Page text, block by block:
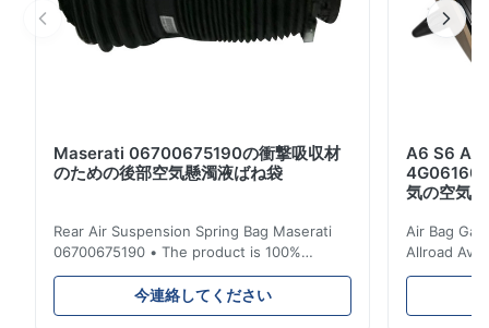
Maserati 06700675190の衝撃吸収材
のための後部空気懸濁液ばね袋
Rear Air Suspension Spring Bag Maserati
06700675190 • The product is 100%
compatible with the original part. Product:
Air Spring & Air Bag OEM No.: 06700675190
Model No.: 06700675190 Position: Rear
今連絡してください
A6 S6 A7
気の空気
Air Bag
Allroad